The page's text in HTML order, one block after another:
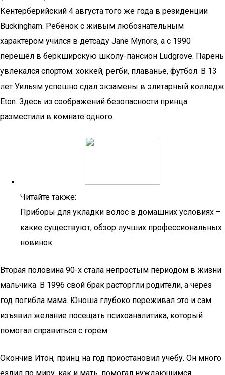
Кентерберийский 4 августа того же года в резиденции
Buckingham. Ребёнок с живым любознательным
характером учился в детсаду Jane Mynors, а с 1990
перешёл в беркширскую школу-пансион Ludgrove. Парень
увлекался спортом: хоккей, регби, плаванье, футбол. В 13
лет Уильям успешно сдал экзамены в элитарный колледж
Eton. Здесь из соображений безопасности принца
разместили в комнате одного.
Читайте также:
Приборы для укладки волос в домашних условиях –
какие существуют, обзор лучших профессиональных
новинок
Вторая половина 90-х стала непростым периодом в жизни
мальчика. В 1996 свой брак расторгли родители, а через
год погибла мама. Юноша глубоко переживал это и сам
изъявил желание посещать психоаналитика, который
помогал справиться с горем.
Окончив Итон, принц на год приостановил учёбу. Он много